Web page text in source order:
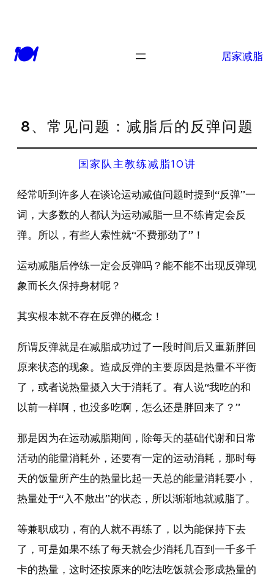
🍽 居家减脂
8、常见问题：减脂后的反弹问题
国家队主教练减脂10讲
经常听到许多人在谈论运动减值问题时提到“反弹”一
词，大多数的人都认为运动减脂一旦不练肯定会反
弹。所以，有些人索性就“不费那劲了”！
运动减脂后停练一定会反弹吗？能不能不出现反弹现
象而长久保持身材呢？
其实根本就不存在反弹的概念！
所谓反弹就是在减脂成功过了一段时间后又重新胖回
原来状态的现象。造成反弹的主要原因是热量不平衡
了，或者说热量摄入大于消耗了。有人说“我吃的和
以前一样啊，也没多吃啊，怎么还是胖回来了？”
那是因为在运动减脂期间，除每天的基础代谢和日常
活动的能量消耗外，还要有一定的运动消耗，那时每
天的饭量所产生的热量比起一天总的能量消耗要小，
热量处于“入不敷出”的状态，所以渐渐地就减脂了。
等兼职成功，有的人就不再练了，以为能保持下去
了，可是如果不练了每天就会少消耗几百到一千多千
卡的热量，这时还按原来的吃法吃饭就会形成热量的